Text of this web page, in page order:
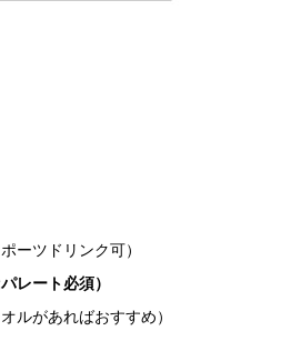
ーツドリンク可）
レート必須）
ルがあればおすすめ）